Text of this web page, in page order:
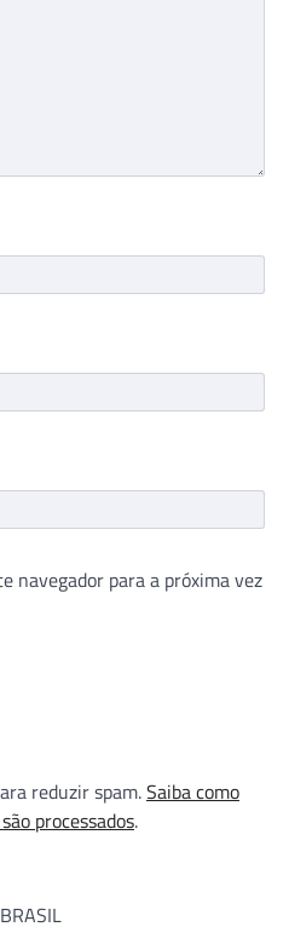
navegador para a próxima vez
reduzir spam.Saiba como
processados.